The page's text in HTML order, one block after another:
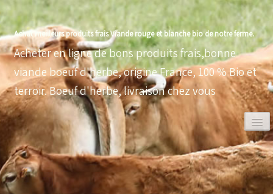
Achat meilleurs produits frais Viande rouge et blanche bio de notre ferme.
Acheter en ligne de bons produits frais,bonne
viande boeuf d'herbe, origine France, 100 % Bio et
terroir. Boeuf d'herbe, livraison chez vous
0